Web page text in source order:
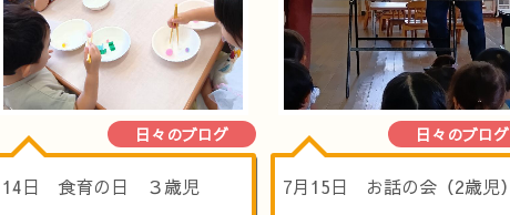
日々のブログ
14日 食育の日 ３歳児
日々のブログ
7月15日 お話の会（2歳児）